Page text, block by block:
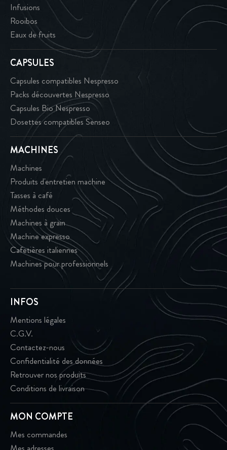
Infusions
Rooibos
Eaux de fruits
CAPSULES
Capsules compatibles Nespresso
Packs découvertes Nespresso
Capsules Bio Nespresso
Dosettes compatibles Senseo
MACHINES
Machines
Produits d'entretien machine
Tasses à café
Méthodes douces
Machines à grain
Machine expresso
Cafetières italiennes
Machines pour professionnels
INFOS
Mentions légales
C.G.V.
Contactez-nous
Confidentialité des données
Retrouver nos produits
Conditions de livraison
MON COMPTE
Mes commandes